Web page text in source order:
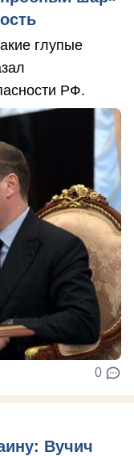
глупые
РФ.
0
Вучич